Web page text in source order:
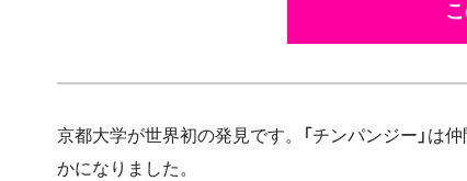
京都大学が世界初の発見です。「チンパンジー」は
かになりました。